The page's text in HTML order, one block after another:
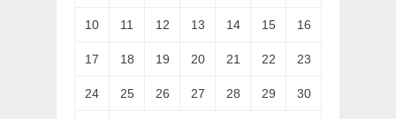
10 11 12 13 14 15 16
17 18 19 20 21 22 23
24 25 26 27 28 29 30